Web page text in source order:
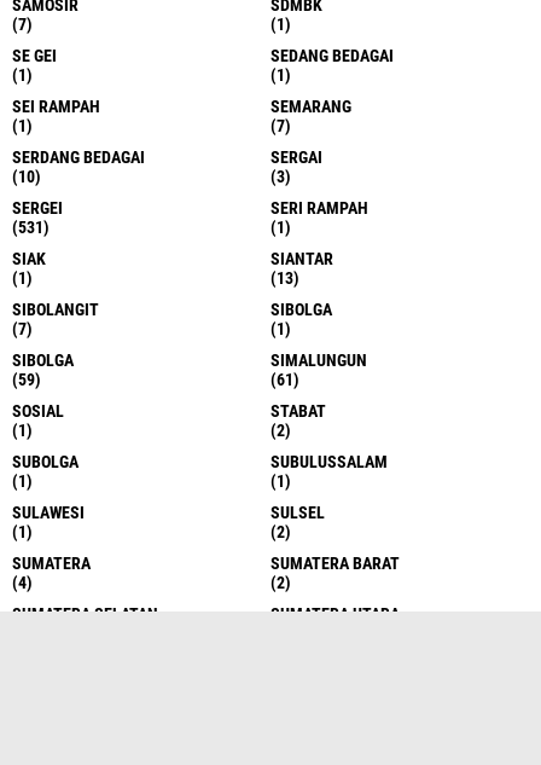
SAMOSIR
(7)
SDMBK
(1)
SE GEI
(1)
SEDANG BEDAGAI
(1)
SEI RAMPAH
(1)
SEMARANG
(7)
SERDANG BEDAGAI
(10)
SERGAI
(3)
SERGEI
(531)
SERI RAMPAH
(1)
SIAK
(1)
SIANTAR
(13)
SIBOLANGIT
(7)
SIBOLGA
(1)
SIBOLGA
(59)
SIMALUNGUN
(61)
SOSIAL
(1)
STABAT
(2)
SUBOLGA
(1)
SUBULUSSALAM
(1)
SULAWESI
(1)
SULSEL
(2)
SUMATERA
(4)
SUMATERA BARAT
(2)
SUMATERA SELATAN
SUMATERA UTARA